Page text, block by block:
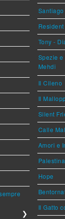
❯
Tony -
Spezie
Mehdi
Il Cileno
Il
Silent
Calle
Amori e
Hope
Il Gatto